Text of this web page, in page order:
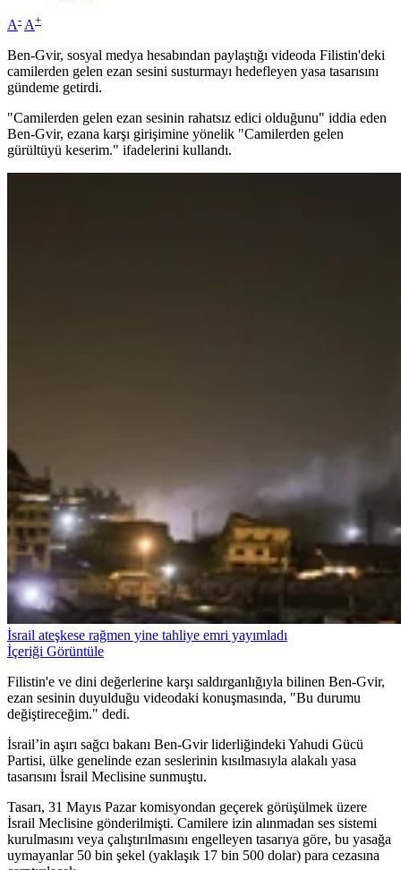
A- A+
Ben-Gvir, sosyal medya hesabından paylaştığı videoda Filistin'deki
camilerden gelen ezan sesini susturmayı hedefleyen yasa tasarısını
gündeme getirdi.
"Camilerden gelen ezan sesinin rahatsız edici olduğunu" iddia eden
Ben-Gvir, ezana karşı girişimine yönelik "Camilerden gelen
gürültüyü keserim." ifadelerini kullandı.
İsrail ateşkese rağmen yine tahliye emri yayımladı
İçeriği Görüntüle
Filistin'e ve dini değerlerine karşı saldırganlığıyla bilinen Ben-Gvir,
ezan sesinin duyulduğu videodaki konuşmasında, "Bu durumu
değiştireceğim." dedi.
İsrail’in aşırı sağcı bakanı Ben-Gvir liderliğindeki Yahudi Gücü
Partisi, ülke genelinde ezan seslerinin kısılmasıyla alakalı yasa
tasarısını İsrail Meclisine sunmuştu.
Tasarı, 31 Mayıs Pazar komisyondan geçerek görüşülmek üzere
İsrail Meclisine gönderilmişti. Camilere izin alınmadan ses sistemi
kurulmasını veya çalıştırılmasını engelleyen tasarıya göre, bu yasağa
uymayanlar 50 bin şekel (yaklaşık 17 bin 500 dolar) para cezasına